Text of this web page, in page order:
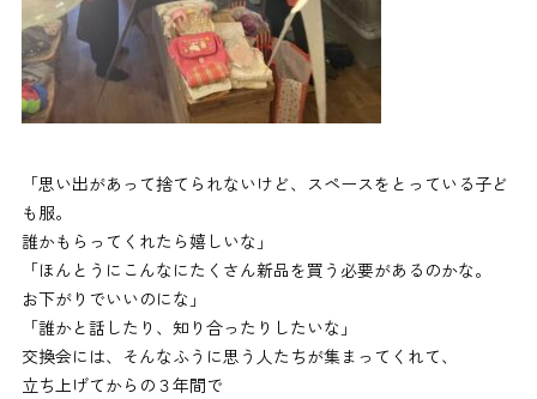
「思い出があって捨てられないけど、スペースをとっている子ど
も服。
誰かもらってくれたら嬉しいな」
「ほんとうにこんなにたくさん新品を買う必要があるのかな。
お下がりでいいのにな」
「誰かと話したり、知り合ったりしたいな」
交換会には、そんなふうに思う人たちが集まってくれて、
立ち上げてからの３年間で